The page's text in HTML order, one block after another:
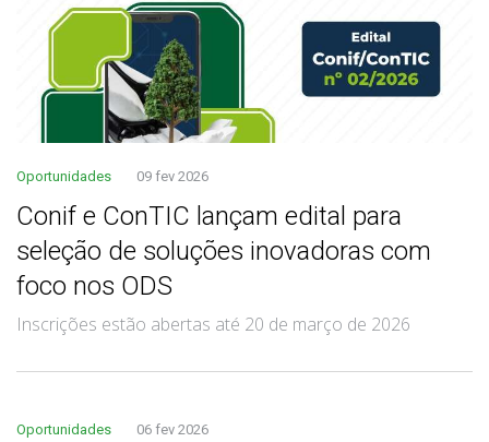
Oportunidades 09 fev 2026
Conif e ConTIC lançam edital para
seleção de soluções inovadoras com
foco nos ODS
Inscrições estão abertas até 20 de março de 2026
Oportunidades 06 fev 2026